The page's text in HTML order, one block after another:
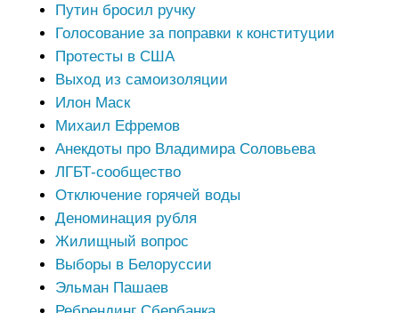
Путин бросил ручку
Голосование за поправки к конституции
Протесты в США
Выход из самоизоляции
Илон Маск
Михаил Ефремов
Анекдоты про Владимира Соловьева
ЛГБТ-сообщество
Отключение горячей воды
Деноминация рубля
Жилищный вопрос
Выборы в Белоруссии
Эльман Пашаев